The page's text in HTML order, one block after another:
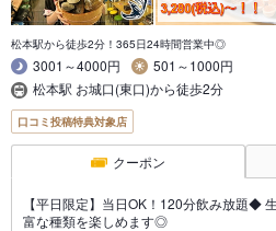
松本駅から徒歩2分！365日24時間営業中◎
3001～4000円
501～1000円
松本駅 お城口(東口)から徒歩2分
口コミ投稿特典対象店
クーポン
【平日限定】当日OK！120分飲み放題◆
富な種類を楽しめます◎